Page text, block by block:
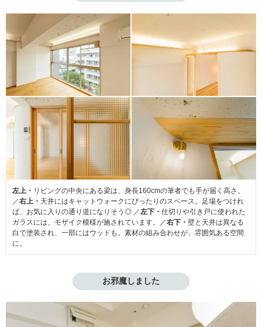
左上・ リビングの中央にある梁は、身長160cmの筆者でも手が届く高さ。
／右上・ 天井にはキャットウォークにぴったりのスペース。足場をつけれ
ば、お気に入りの通り道になりそう◎ ／左下・ 仕切りや引き戸に使われた
ガラスには、モザイク模様が施されています。／右下・ 壁と天井は異なる
白で塗装され、一部にはウッドも。素材の組み合わせが、雰囲気ある空間
に。
お邪魔しました